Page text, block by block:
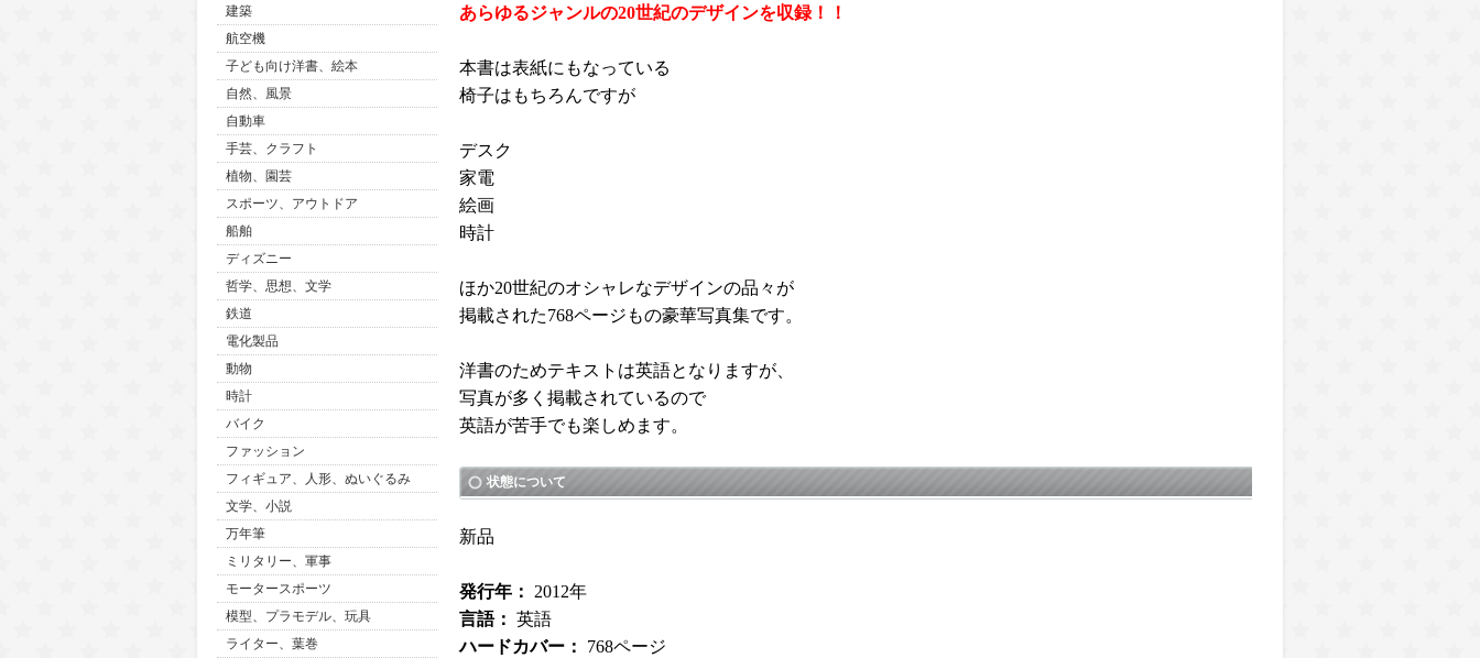
建築
航空機
子ども向け洋書、絵本
自然、風景
自動車
手芸、クラフト
植物、園芸
スポーツ、アウトドア
船舶
ディズニー
哲学、思想、文学
鉄道
電化製品
動物
時計
バイク
ファッション
フィギュア、人形、ぬいぐるみ
文学、小説
万年筆
ミリタリー、軍事
モータースポーツ
模型、プラモデル、玩具
ライター、葉巻
あらゆるジャンルの20世紀のデザインを収録！！
本書は表紙にもなっている
椅子はもちろんですが
デスク
家電
絵画
時計
ほか20世紀のオシャレなデザインの品々が
掲載された768ページもの豪華写真集です。
洋書のためテキストは英語となりますが、
写真が多く掲載されているので
英語が苦手でも楽しめます。
状態について
新品
発行年：
2012年
言語： 英語
ハードカバー：
768ページ